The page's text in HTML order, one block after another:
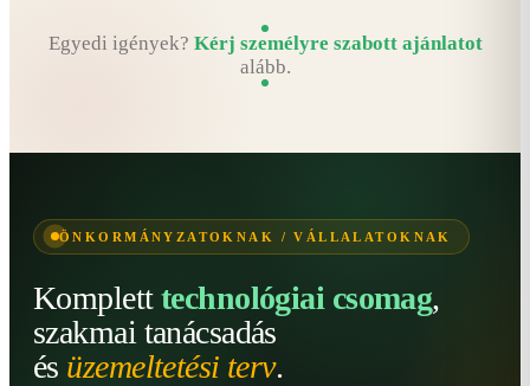
Egyedi igények? Kérj személyre szabott ajánlatot
alább.
ÖNKORMÁNYZATOKNAK / VÁLLALATOKNAK
Kompletttechnológiai csomag,
szakmai tanácsadás
és üzemeltetési terv.